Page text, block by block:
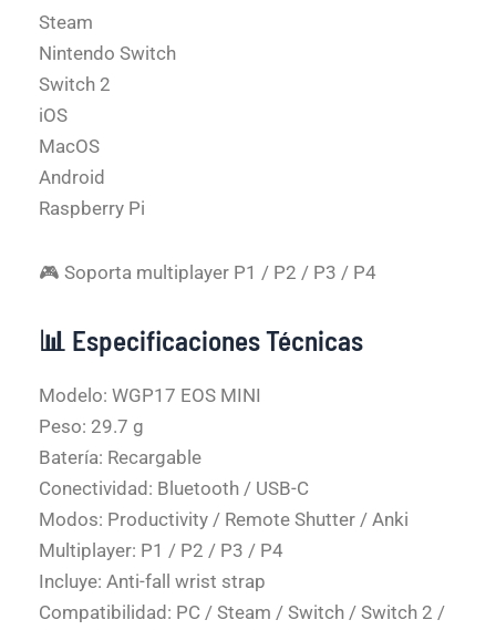
Steam
Nintendo Switch
Switch 2
iOS
MacOS
Android
Raspberry Pi
🎮 Soporta multiplayer P1 / P2 / P3 / P4
📊 Especificaciones Técnicas
Modelo: WGP17 EOS MINI
Peso: 29.7 g
Batería: Recargable
Conectividad: Bluetooth / USB-C
Modos: Productivity / Remote Shutter / Anki
Multiplayer: P1 / P2 / P3 / P4
Incluye: Anti-fall wrist strap
Compatibilidad: PC / Steam / Switch / Switch 2 /